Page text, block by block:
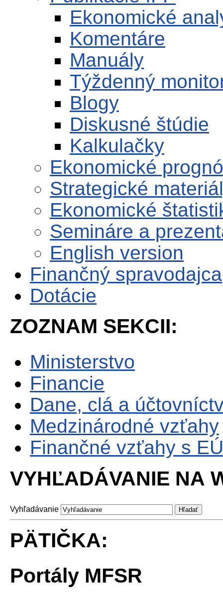
Ekonomické
Komentáre
Manuály
Týždenný
Blogy
Diskusné štúdie
Kalkulačky
Ekonomické
Strategické
Ekonomické
Semináre a
English version
Finančný spravodajca
Dotácie
ZOZNAM SEKCII:
Ministerstvo
Financie
Dane, clá a
Medzinárodné vzťahy
Finančné vzťahy s EÚ
VYHĽADÁVANIE NA
Vyhľadávanie
PÄTIČKA:
Portály MFSR